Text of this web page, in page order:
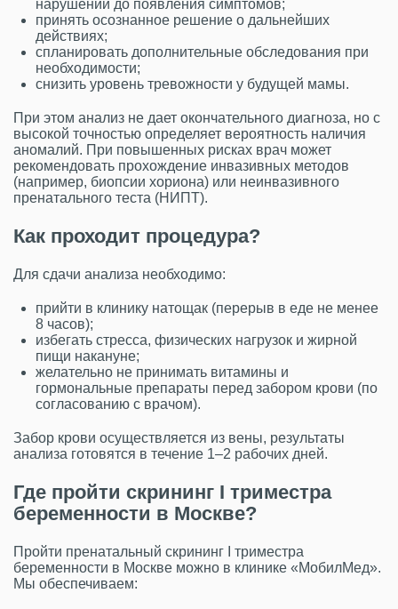
нарушений до появления симптомов;
принять осознанное решение о дальнейших
действиях;
спланировать дополнительные обследования при
необходимости;
снизить уровень тревожности у будущей мамы.
При этом анализ не дает окончательного диагноза, но с
высокой точностью определяет вероятность наличия
аномалий. При повышенных рисках врач может
рекомендовать прохождение инвазивных методов
(например, биопсии хориона) или неинвазивного
пренатального теста (НИПТ).
Как проходит процедура?
Для сдачи анализа необходимо:
прийти в клинику натощак (перерыв в еде не менее
8 часов);
избегать стресса, физических нагрузок и жирной
пищи накануне;
желательно не принимать витамины и
гормональные препараты перед забором крови (по
согласованию с врачом).
Забор крови осуществляется из вены, результаты
анализа готовятся в течение 1–2 рабочих дней.
Где пройти скрининг I триместра
беременности в Москве?
Пройти пренатальный скрининг I триместра
беременности в Москве можно в клинике «МобилМед».
Мы обеспечиваем: